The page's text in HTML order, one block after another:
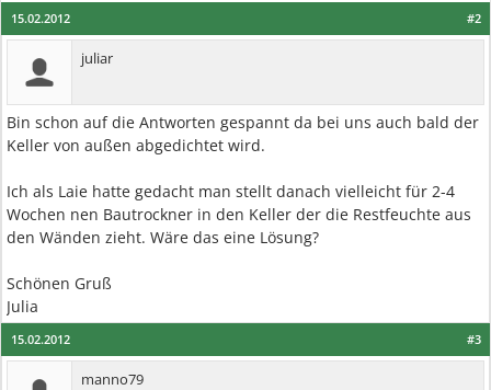
#2
15.02.2012
juliar
Bin schon auf die Antworten gespannt da bei uns auch bald der
Keller von außen abgedichtet wird.
Ich als Laie hatte gedacht man stellt danach vielleicht für 2-4
Wochen nen Bautrockner in den Keller der die Restfeuchte aus
den Wänden zieht. Wäre das eine Lösung?
Schönen Gruß
Julia
#3
15.02.2012
manno79